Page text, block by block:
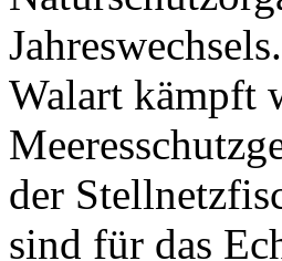
Walart kämpft
der
sind für das